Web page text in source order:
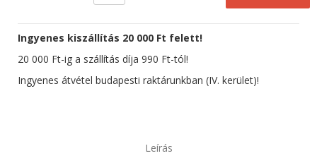
Ingyenes kiszállítás 20 000 Ft felett!
20 000 Ft-ig a szállítás díja 990 Ft-tól!
Ingyenes átvétel budapesti raktárunkban (IV. kerület)!
Leírás